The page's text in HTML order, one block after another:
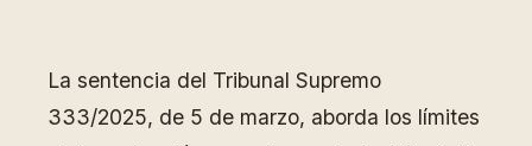
La sentencia del Tribunal Supremo
333/2025, de 5 de marzo, aborda los límites